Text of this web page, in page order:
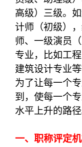
高级）三级。
计师（初级）
师、一级演员
专业，比如工
建筑设计专业
为了让每一个
到，使每一个
水平上升的路径
一、职称评定